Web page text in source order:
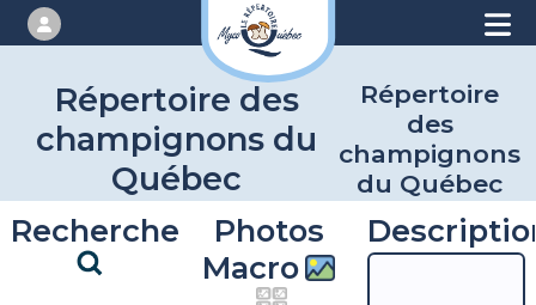
Répertoire des
champignons du
Québec
Répertoire
des
champignons
du Québec
Recherche
Photos
Macro